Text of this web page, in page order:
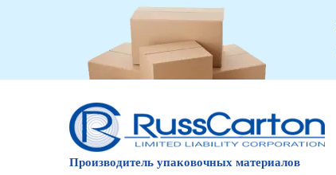
Производитель упаковочных материалов